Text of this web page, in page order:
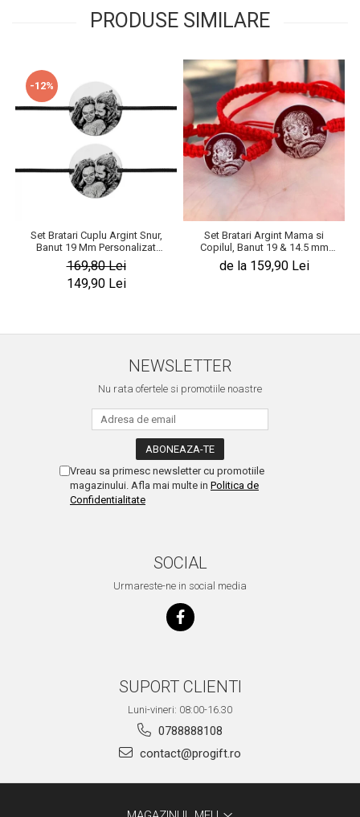
PRODUSE SIMILARE
-12%
Set Bratari Cuplu Argint Snur,
Banut 19 Mm Personalizat
Gravura cu Fotografie Argint 925
169,80 Lei
149,90 Lei
Set Bratari Argint Mama si
Copilul, Banut 19 & 14.5 mm
Personalizat Gravura Foto
de la 159,90 Lei
NEWSLETTER
Nu rata ofertele si promotiile noastre
Vreau sa primesc newsletter cu promotiile
magazinului. Afla mai multe in Politica de
Confidentialitate
SOCIAL
Urmareste-ne in social media
SUPORT CLIENTI
Luni-vineri: 08:00-16.30
0788888108
contact@progift.ro